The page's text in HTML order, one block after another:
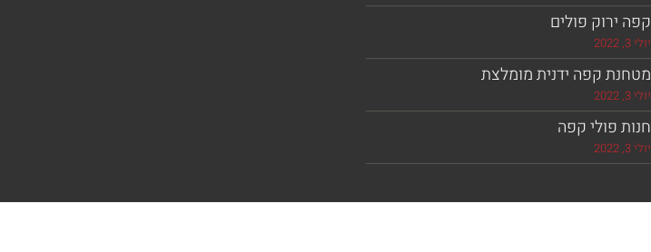
קפה ירוק פולים
יולי 3, 2022
מטחנת קפה ידנית מומלצת
יולי 3, 2022
חנות פולי קפה
יולי 3, 2022